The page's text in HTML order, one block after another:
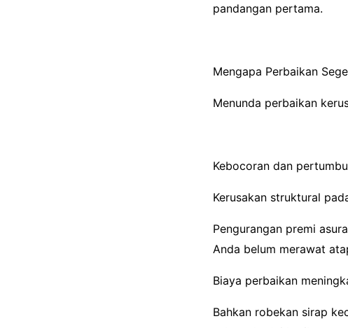
pandangan pertama.
Mengapa Perbaikan
Menunda perbaikan
Kebocoran dan
Kerusakan struktural
Pengurangan premi
Anda belum merawat
Biaya perbaikan
Bahkan robekan sirap